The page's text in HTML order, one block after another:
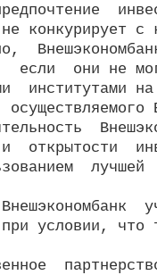
конкурирует с
если  они не
институтами
открытости
лучшей
условии, что